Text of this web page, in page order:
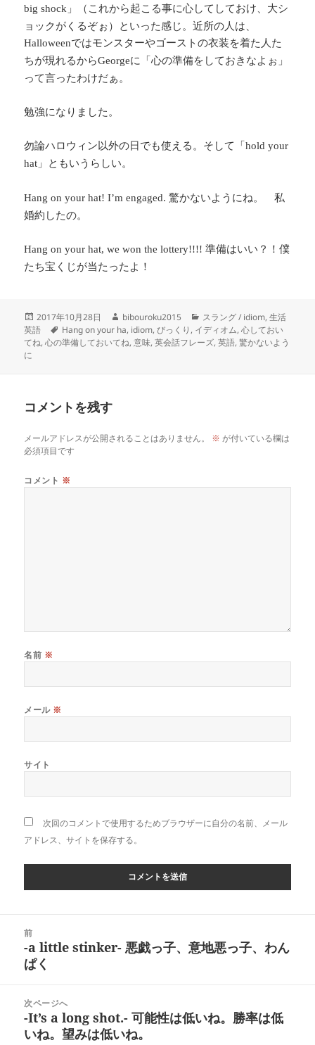
big shock 」（これから起こる事に心してしておけ、大シ
ョックがくるぞぉ）といった感じ。近所の人は、
Halloweenではモンスターやゴーストの衣装を着た人た
ちが現れるからGeorgeに「心の準備をしておきなよぉ」
って言ったわけだぁ。
勉強になりました。
勿論ハロウィン以外の日でも使える。そして「hold your
hat 」ともいうらしい。
Hang on your hat! I’m engaged.驚かないようにね。 私
婚約したの。
Hang on your hat, we won the lottery!!!!準備はいい？！僕
たち宝くじが当たったよ！
投
稿
日:
2017年10月28日
作
成
者
bibouroku2015
カ
テ
ゴ
スラング / idiom,生活
英語
タ
グ
Hang on your ha, idiom,びっくり , イディオム,心しておい
てね,心の準備しておいてね,意味,英会話フレーズ,英語,驚かないよう
に
コメントを残す
メールアドレスが公開されることはありません。 ※ が付いている欄は
必須項目です
コメント ※
名前 ※
メール ※
サイト
次回のコメントで使用するためブラウザーに自分の名前、メール
アドレス、サイトを保存する。
前
前
の
稿:
-a little stinker- 悪戯っ子、意地悪っ子、わん
ぱく
次ページへ
次
の
-It’s a long shot.- 可能性は低いね。勝率は低
いね。望みは低いね。